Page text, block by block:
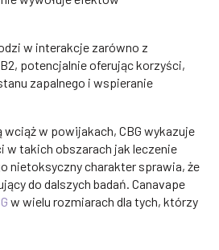
w interakcje zarówno z
potencjalnie oferując korzyści,
zapalnego i wspieranie
wciąż w powijakach, CBG wykazuje
w takich obszarach jak leczenie
nietoksyczny charakter sprawia, że
do dalszych badań. Canavape
w wielu rozmiarach dla tych, którzy